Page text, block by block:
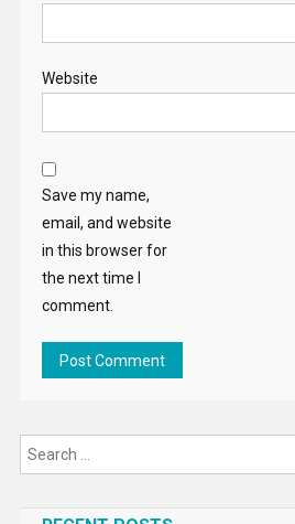
Website
Save my name,
email, and website
in this browser for
the next time I
comment.